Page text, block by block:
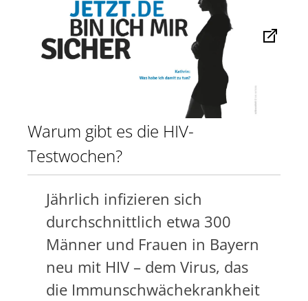
Warum gibt es die HIV-
Testwochen?
Jährlich infizieren sich
durchschnittlich etwa 300
Männer und Frauen in Bayern
neu mit HIV – dem Virus, das
die Immunschwächekrankheit